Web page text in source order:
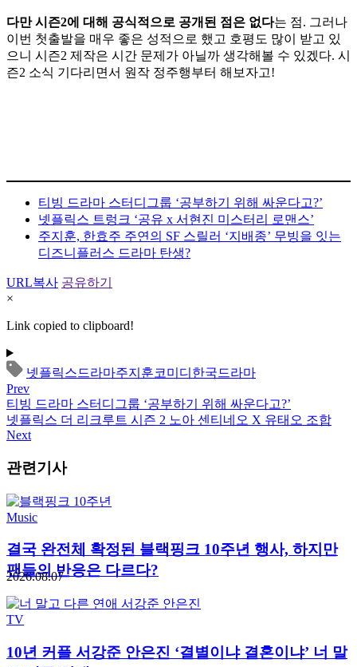
다만 시즌2에 대해 공식적으로 공개된 점은 없다는 점. 그러나
이번 첫출발을 매우 좋은 성적으로 했고 호평도 많이 받고 있
으니 시즌2 제작은 시간 문제가 아닐까 생각해볼 수 있겠다. 시
즌2 소식 기다리면서 원작 정주행부터 해보자고!
티빙 드라마 스터디그룹 ‘공부하기 위해 싸운다고?’
넷플릭스 트렁크 ‘공유 x 서현진 미스터리 로맨스’
주지훈, 한효주 주연의 SF 스릴러 ‘지배종’ 무빙을 잇는
디즈니플러스 드라마 탄생?
URL복사 공유하기
×
Link copied to clipboard!
넷플릭스드라마주지훈코미디 한국드라마
Prev
티빙 드라마 스터디그룹 ‘공부하기 위해 싸운다고?’
넷플릭스 더 리크루트 시즌 2 노아 센티네오 X 유태오 조합
Next
관련기사
Music
결국 완전체 확정된 블랙핑크 10주년 행사, 하지만
팬들의 반응은 다르다?
2026.08.07
TV
10년 커플 서강준 안은진 ‘결별이냐 결혼이냐’ 너 말